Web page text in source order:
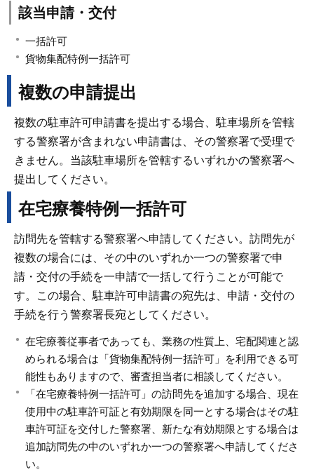
該当申請・交付
一括許可
貨物集配特例一括許可
複数の申請提出
複数の駐車許可申請書を提出する場合、駐車場所を管轄
する警察署が含まれない申請書は、その警察署で受理で
きません。当該駐車場所を管轄するいずれかの警察署へ
提出してください。
在宅療養特例一括許可
訪問先を管轄する警察署へ申請してください。訪問先が
複数の場合には、その中のいずれか一つの警察署で申
請・交付の手続を一申請で一括して行うことが可能で
す。この場合、駐車許可申請書の宛先は、申請・交付の
手続を行う警察署長宛としてください。
在宅療養従事者であっても、業務の性質上、宅配関連と認
められる場合は「貨物集配特例一括許可」を利用できる可
能性もありますので、審査担当者に相談してください。
「在宅療養特例一括許可」の訪問先を追加する場合、現在
使用中の駐車許可証と有効期限を同一とする場合はその駐
車許可証を交付した警察署、新たな有効期限とする場合は
追加訪問先の中のいずれか一つの警察署へ申請してくださ
い。